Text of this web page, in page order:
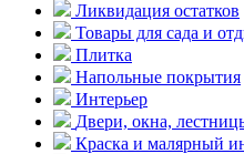
Ликвидация остатков
Товары для сада и
Плитка
Напольные покрытия
Интерьер
Двери, окна,
Краска и малярный